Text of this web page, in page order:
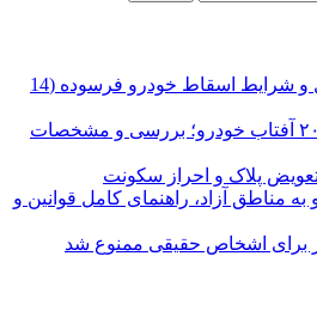
راهنمای کامل مراحل و شرایط اسقاط خودرو فرسوده (14
مزدا CX-30 مدل ۲۰۲۴ آفتاب خودرو؛ بررسی و مشخصات
پلاک و احراز سکونت
مناطق آزاد، راهنمای کامل قوانین و
برای اشخاص حقیقی ممنوع شد